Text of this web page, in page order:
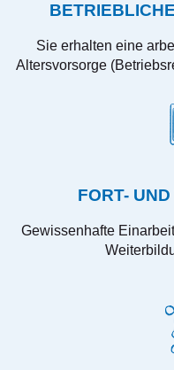
Sie erhalten eine
Altersvorsorge
FORT-
Gewissenhafte